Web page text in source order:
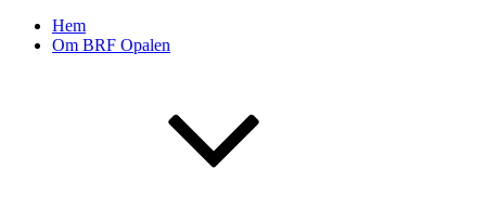
Hem
Om BRF Opalen